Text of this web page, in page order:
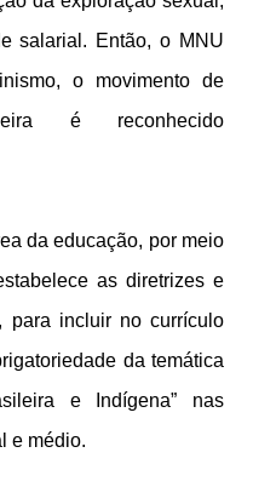
salarial. Então, o MNU
o movimento de
é reconhecido
da educação, por meio
as diretrizes e
para incluir no currículo
da temática
e Indígena” nas
e médio.